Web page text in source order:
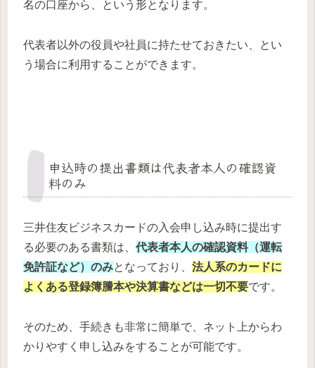
名の口座から、という形となります。
代表者以外の役員や社員に持たせておきたい、とい
う場合に利用することができます。
申込時の提出書類は代表者本人の確認資
料のみ
三井住友ビジネスカードの入会申し込み時に提出す
る必要のある書類は、 代表者本人の確認資料（運転
免許証など）のみとなっており、 法人系のカードに
よくある登録簿謄本や決算書などは一切不要です。
そのため、手続きも非常に簡単で、ネット上からわ
かりやすく申し込みをすることが可能です。